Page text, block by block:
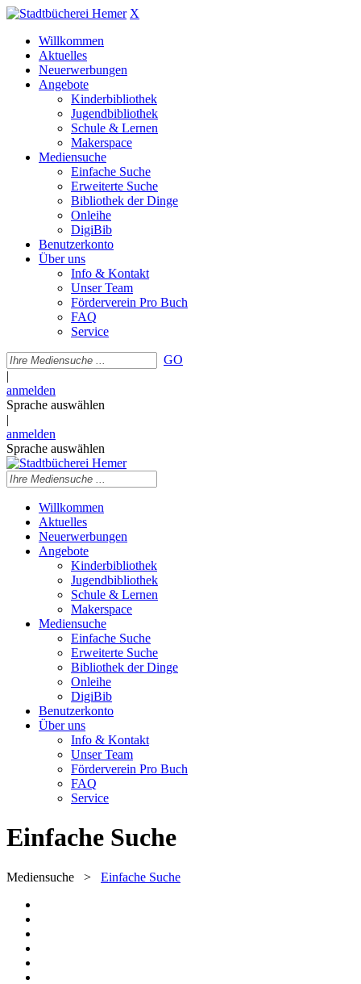
X
Willkommen
Aktuelles
Neuerwerbungen
Angebote
Kinderbibliothek
Jugendbibliothek
Schule & Lernen
Makerspace
Mediensuche
Einfache Suche
Erweiterte Suche
Bibliothek der Dinge
Onleihe
DigiBib
Benutzerkonto
Über uns
Info & Kontakt
Unser Team
Förderverein Pro Buch
FAQ
Service
GO
|
anmelden
Sprache auswählen
|
anmelden
Sprache auswählen
Willkommen
Aktuelles
Neuerwerbungen
Angebote
Kinderbibliothek
Jugendbibliothek
Schule & Lernen
Makerspace
Mediensuche
Einfache Suche
Erweiterte Suche
Bibliothek der Dinge
Onleihe
DigiBib
Benutzerkonto
Über uns
Info & Kontakt
Unser Team
Förderverein Pro Buch
FAQ
Service
Einfache Suche
Mediensuche > Einfache Suche